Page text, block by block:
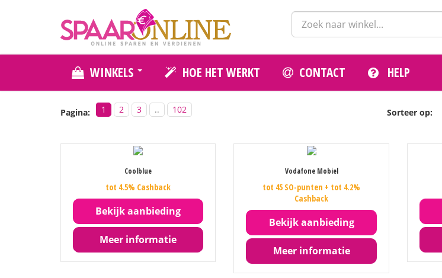
WINKELS HOE HET WERKT CONTACT HELP
Pagina: 1 2 3 .. 102 Sorteer op:
Coolblue
tot 4.5% Cashback
Bekijk aanbieding
Meer informatie
Vodafone Mobiel
tot 45 SO-punten + tot 4.2%
Cashback
Bekijk aanbieding
Meer informatie